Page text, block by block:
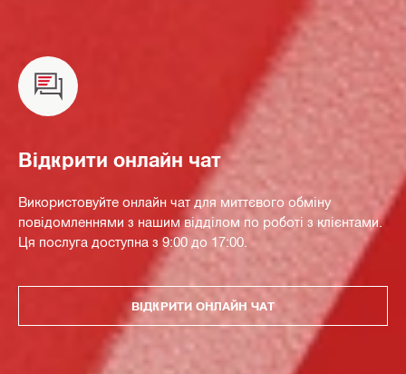
Відкрити онлайн чат
Використовуйте онлайн чат для миттєвого обміну
повідомленнями з нашим відділом по роботі з клієнтами.
Ця послуга доступна з 9:00 до 17:00.
ВІДКРИТИ ОНЛАЙН ЧАТ